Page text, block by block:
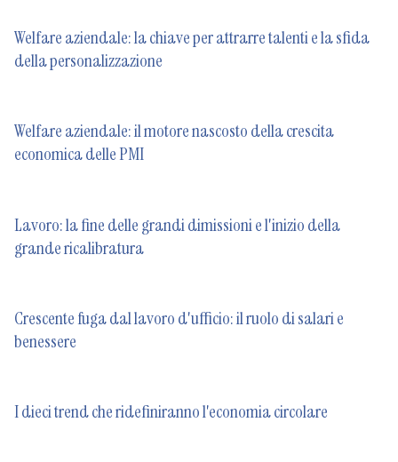
Welfare aziendale: la chiave per attrarre talenti e la sfida
della personalizzazione
Welfare aziendale: il motore nascosto della crescita
economica delle PMI
Lavoro: la fine delle grandi dimissioni e l'inizio della
grande ricalibratura
Crescente fuga dal lavoro d'ufficio: il ruolo di salari e
benessere
I dieci trend che ridefiniranno l'economia circolare